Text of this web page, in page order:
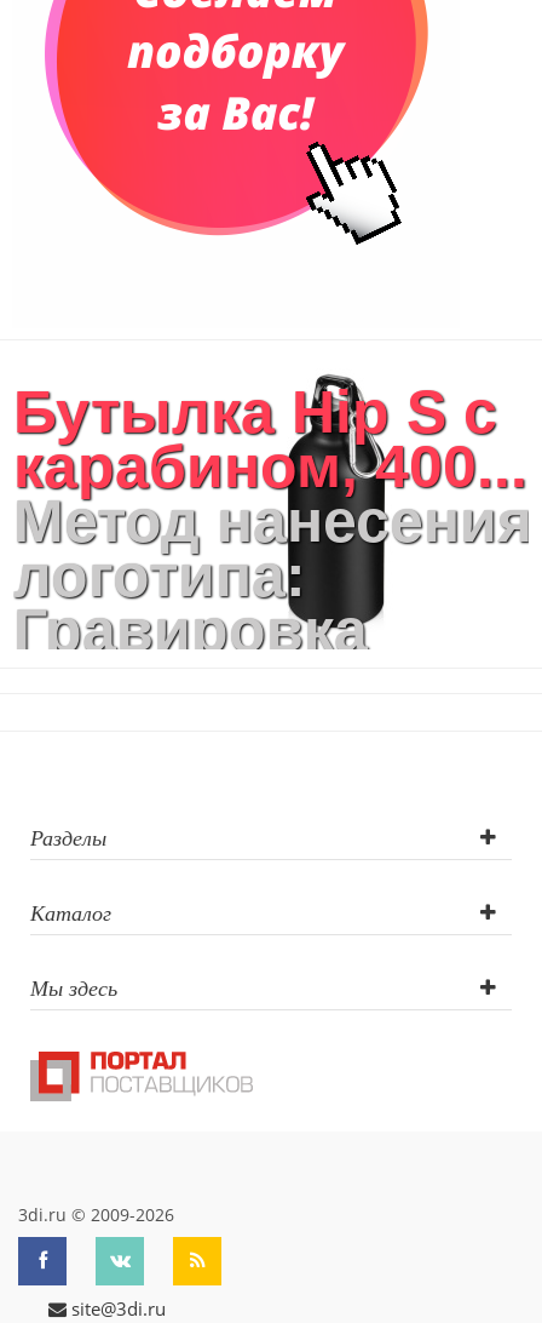
Бутылка Hip S с
карабином, 400...
Метод нанесения
логотипа:
Гравировка
круговая
лазер), УФ DTF
печать,
Трафаретная
печать круговая,
Разделы
Каталог
Мы здесь
3di.ru © 2009-2026
site@3di.ru